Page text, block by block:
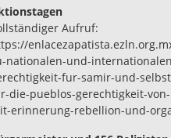
Aufruf:
nationalen-und-
fur-samir-und-
die-pueblos-gerechtigkeit-
erinnerung-rebellion-und-